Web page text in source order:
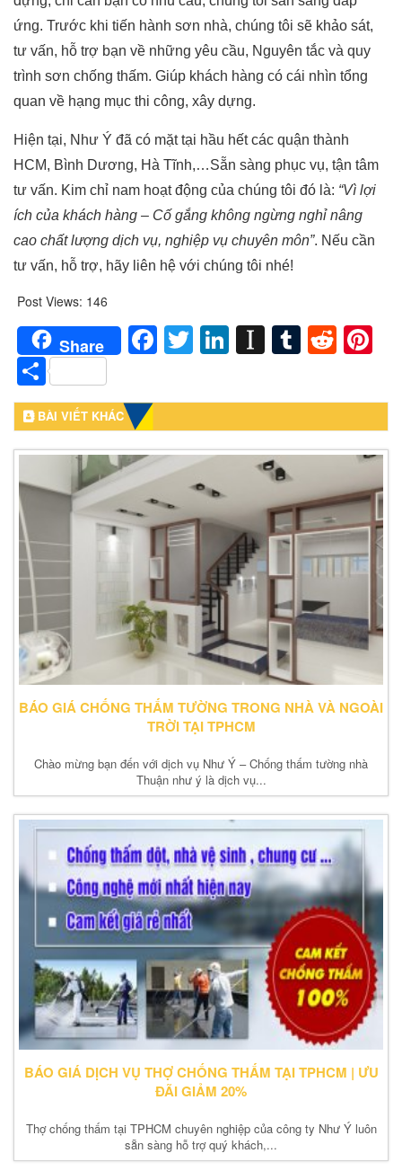
ứng. Trước khi tiến hành sơn nhà, chúng tôi sẽ khảo sát,
tư vấn, hỗ trợ bạn về những yêu cầu, Nguyên tắc và quy
trình sơn chống thấm. Giúp khách hàng có cái nhìn tổng
quan về hạng mục thi công, xây dựng.
Hiện tại, Như Ý đã có mặt tại hầu hết các quận thành
HCM, Bình Dương, Hà Tĩnh,…Sẵn sàng phục vụ, tận tâm
tư vấn. Kim chỉ nam hoạt động của chúng tôi đó là: “Vì lợi
ích của khách hàng – Cố gắng không ngừng nghỉ nâng
cao chất lượng dịch vụ, nghiệp vụ chuyên môn”. Nếu cần
tư vấn, hỗ trợ, hãy liên hệ với chúng tôi nhé!
Post Views: 146
Share Facebook
Twitter
LinkedIn
Instapaper
Tumblr
Share
BÀI VIẾT KHÁC
BÁO GIÁ CHỐNG THẤM TƯỜNG TRONG NHÀ VÀ NGOÀI
TRỜI TẠI TPHCM
Chào mừng bạn đến với dịch vụ Như Ý – Chống thấm tường nhà
Thuận như ý là dịch vụ...
BÁO GIÁ DỊCH VỤ THỢ CHỐNG THẤM TẠI TPHCM | ƯU
ĐÃI GIẢM 20%
Thợ chống thấm tại TPHCM chuyên nghiệp của công ty Như Ý luôn
sẵn sàng hỗ trợ quý khách,...